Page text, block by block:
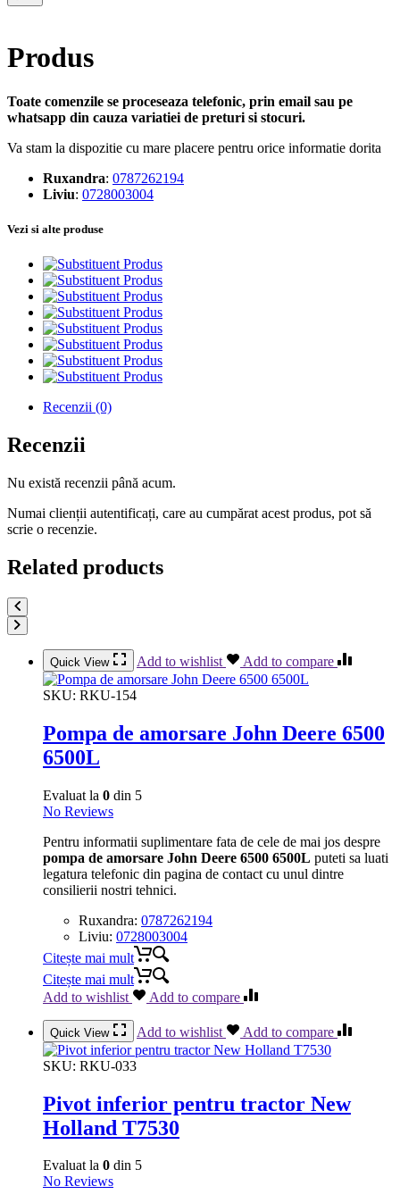
Produs
Toate comenzile se proceseaza telefonic, prin email sau pe
whatsapp din cauza variatiei de preturi si stocuri.
Va stam la dispozitie cu mare placere pentru orice informatie dorita
Ruxandra: 0787262194
Liviu: 0728003004
Vezi si alte produse
Produs
Produs
Produs
Produs
Produs
Produs
Produs
Produs
Recenzii (0)
Recenzii
Nu există recenzii până acum.
Numai clienții autentificați, care au cumpărat acest produs, pot să
scrie o recenzie.
Related products
Quick View Add to wishlist Add to compare
SKU: RKU-154
Pompa de amorsare John Deere 6500
6500L
Evaluat la 0 din 5
No Reviews
Pentru informatii suplimentare fata de cele de mai jos despre
pompa de amorsare John Deere 6500 6500L puteti sa luati
legatura telefonic din pagina de contact cu unul dintre
consilierii nostri tehnici.
Ruxandra: 0787262194
Liviu: 0728003004
Citește mai mult
Citește mai mult
Add to wishlist
Add to compare
Quick View Add to wishlist Add to compare
SKU: RKU-033
Pivot inferior pentru tractor New
Holland T7530
Evaluat la 0 din 5
No Reviews